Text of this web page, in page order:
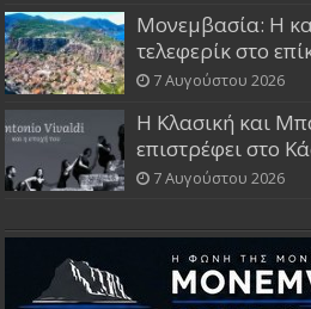
Μονεμβασία: Η
τελεφερίκ στο
7 Αυγούστου 2026
Η Κλασική και
επιστρέφει στο
7 Αυγούστου 2026